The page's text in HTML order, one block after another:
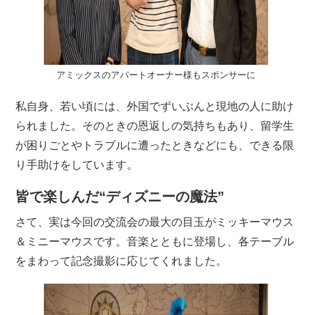
アミックスのアパートオーナー様もスポンサーに
私自身、若い頃には、外国でずいぶんと現地の人に助け
られました。そのときの恩返しの気持ちもあり、留学生
が困りごとやトラブルに遭ったときなどにも、できる限
り手助けをしています。
皆で楽しんだ“ディズニーの魔法”
さて、実は今回の交流会の最大の目玉がミッキーマウス
＆ミニーマウスです。音楽とともに登場し、各テーブル
をまわって記念撮影に応じてくれました。